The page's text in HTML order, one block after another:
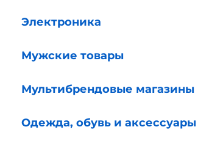
Электроника
Мужские товары
Мультибрендовые магазины
Одежда, обувь и аксессуары